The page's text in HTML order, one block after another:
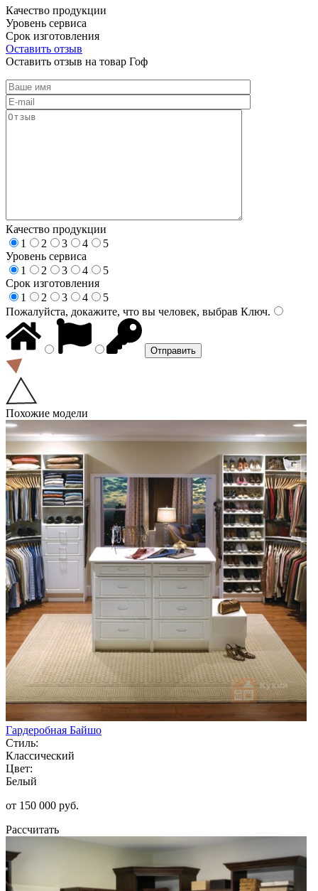
Качество продукции
Уровень сервиса
Срок изготовления
Оставить отзыв
Оставить отзыв на товар Гоф
Качество продукции
1
2 3 4
5
Уровень сервиса
1
2 3 4
5
Срок изготовления
1
2 3 4
5
Пожалуйста, докажите, что вы человек, выбрав Ключ.
Похожие модели
Гардеробная Байшо
Стиль:
Классический
Цвет:
Белый
от 150 000 руб.
Рассчитать